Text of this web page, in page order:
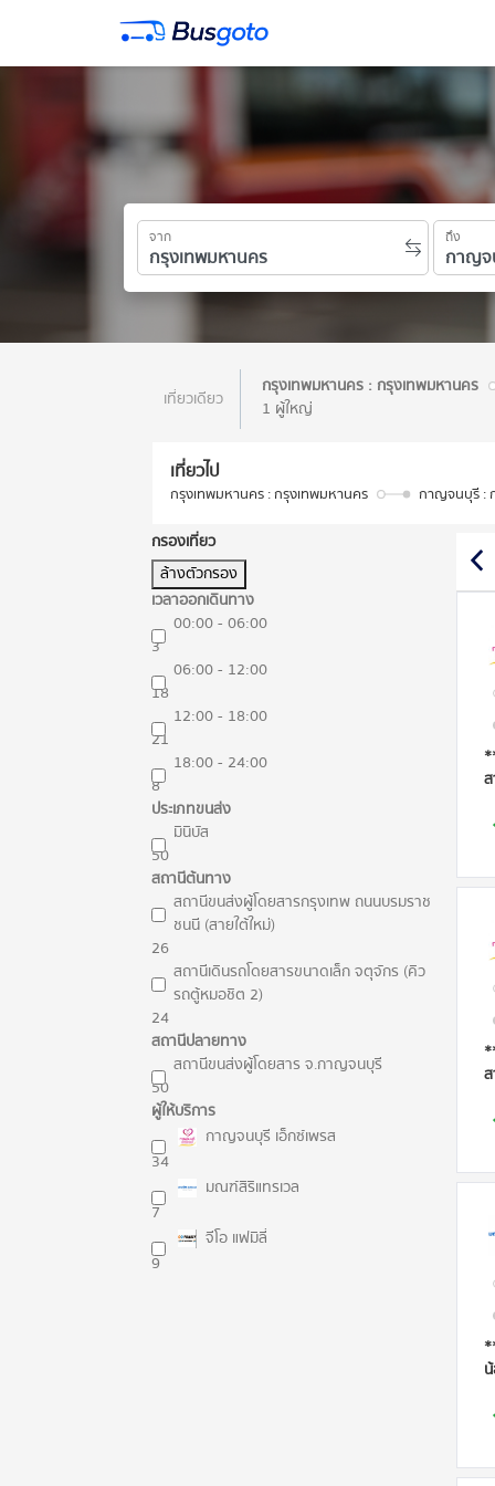
จาก ถึง
เที่ยวเดียว
กรุงเทพมหานคร : กรุงเทพมหานคร
1 ผู้ใหญ่
เที่ยวไป
กรุงเทพมหานคร : กรุงเทพมหานคร กาญจนบุรี :
กรองเที่ยว
ล้างตัวกรอง
เวลาออกเดินทาง
00:00 - 06:00
3
06:00 - 12:00
18
12:00 - 18:00
21
18:00 - 24:00
8
ประเภทขนส่ง
มินิบัส
50
สถานีต้นทาง
สถานีขนส่งผู้โดยสารกรุงเทพ ถนนบรมราช
ชนนี (สายใต้ใหม่)
26
สถานีเดินรถโดยสารขนาดเล็ก จตุจักร (คิว
รถตู้หมอชิต 2)
24
สถานีปลายทาง
สถานีขนส่งผู้โดยสาร จ.กาญจนบุรี
50
ผู้ให้บริการ
กาญจนบุรี เอ็กซ์เพรส
34
มณฑ์สิริแทรเวล
7
จีโอ แฟมิลี่
9